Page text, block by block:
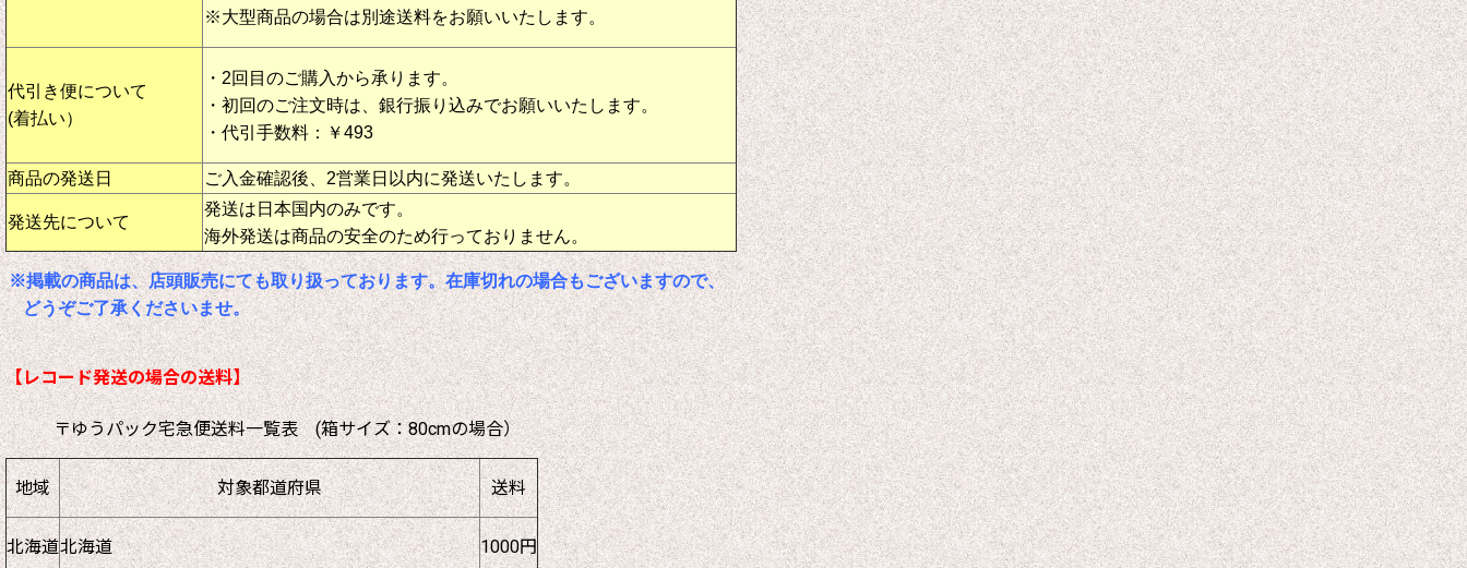
※大型商品の場合は別途送料をお願いいたします。
代引き便について
(着払い）
・2回目のご購入から承ります。
・初回のご注文時は、銀行振り込みでお願いいたします。
・代引手数料：￥493
商品の発送日 ご入金確認後、2営業日以内に発送いたします。
発送先について
発送は日本国内のみです。
海外発送は商品の安全のため行っておりません。
※掲載の商品は、店頭販売にても取り扱っております。在庫切れの場合もございますので、
どうぞご了承くださいませ。
【レコード発送の場合の送料】
〒ゆうパック宅急便送料一覧表 (箱サイズ：80cmの場合）
地域 対象都道府県 送料
北海道北海道 1000円